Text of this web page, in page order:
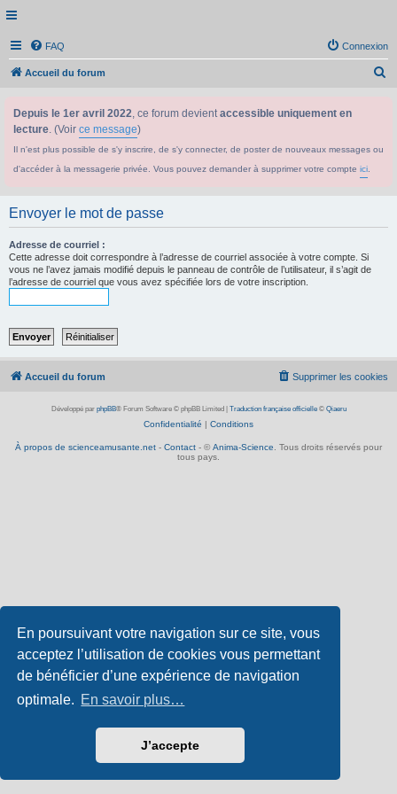
En poursuivant votre navigation sur ce site, vous
acceptez l’utilisation de cookies vous permettant
de bénéficier d’une expérience de navigation
optimale. En savoir plus…
J’accepte
FAQ Connexion
Accueil du forum
Depuis le 1er avril 2022, ce forum devientaccessible uniquement en
lecture. (Voir ce message)
Il n'est plus possible de s'y inscrire, de s'y connecter, de poster de nouveaux messages ou
d'accéder à la messagerie privée. Vous pouvez demander à supprimer votre compte ici
Envoyer le mot de passe
Adresse de courriel :
Cette adresse doit correspondre à l’adresse de courriel associée à votre compte. Si
vous ne l’avez jamais modifié depuis le panneau de contrôle de l’utilisateur, il s’agit de
l’adresse de courriel que vous avez spécifiée lors de votre inscription.
Accueil du forum Supprimer les cookies
Développé par phpBB® Forum Software © phpBB Limited Traduction française officielle© Qiaeru
Confidentialité | Conditions
À propos de scienceamusante.net - Contact - © Anima-Science . Tous droits réservés pour
tous pays.